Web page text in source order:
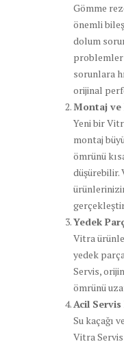
Gömme
önemli
dolum
problemler
sorunlara
orijinal
Montaj ve
Yeni bir
montaj
ömrünü
düşürebilir.
Yedek
Vitra
yedek
Servis,
ömrünü
Acil
Su kaçağı
Vitra